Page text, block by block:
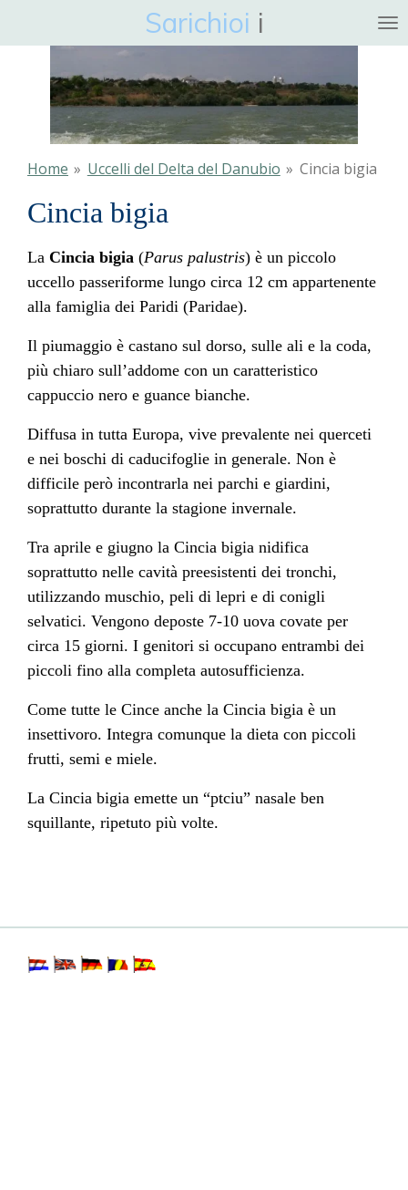
hoofdinhoud
Sarichioi i
Home » Uccelli del Delta del Danubio » Cincia bigia
Cincia bigia
La Cincia bigia (Parus palustris) è un piccolo
uccello passeriforme lungo circa 12 cm appartenente
alla famiglia dei Paridi (Paridae).
Il piumaggio è castano sul dorso, sulle ali e la coda,
più chiaro sull’addome con un caratteristico
cappuccio nero e guance bianche.
Diffusa in tutta Europa, vive prevalente nei querceti
e nei boschi di caducifoglie in generale. Non è
difficile però incontrarla nei parchi e giardini,
soprattutto durante la stagione invernale.
Tra aprile e giugno la Cincia bigia nidifica
soprattutto nelle cavità preesistenti dei tronchi,
utilizzando muschio, peli di lepri e di conigli
selvatici. Vengono deposte 7-10 uova covate per
circa 15 giorni. I genitori si occupano entrambi dei
piccoli fino alla completa autosufficienza.
Come tutte le Cince anche la Cincia bigia è un
insettivoro. Integra comunque la dieta con piccoli
frutti, semi e miele.
La Cincia bigia emette un “ptciu” nasale ben
squillante, ripetuto più volte.